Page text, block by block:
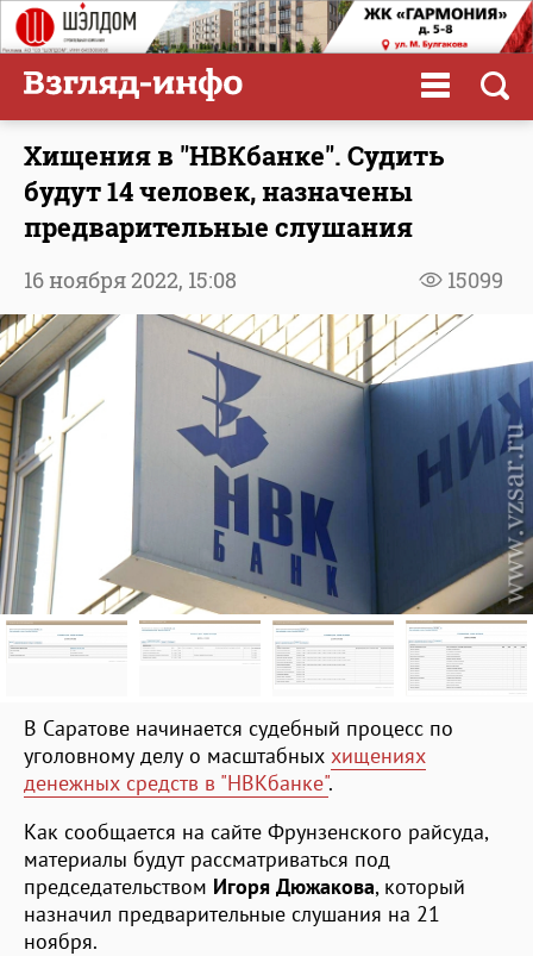
Хищения в "НВКбанке". Судить
будут 14 человек, назначены
предварительные слушания
15099
16 ноября 2022, 15:08
В Саратове начинается судебный процесс по
уголовному делу о масштабных хищениях
денежных средств в "НВКбанке".
Как сообщается на сайте Фрунзенского райсуда,
материалы будут рассматриваться под
председательством Игоря Дюжакова, который
назначил предварительные слушания на 21
ноября.